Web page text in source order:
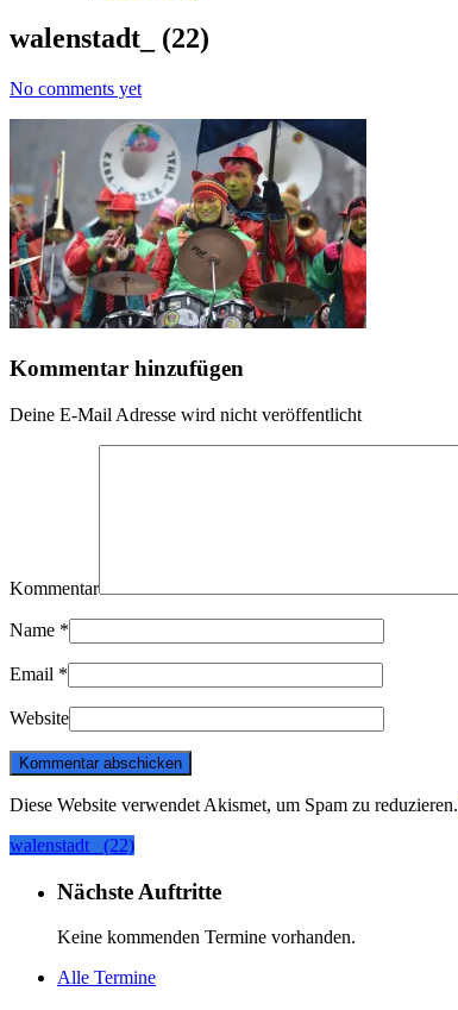
walenstadt_ (22)
No comments yet
Kommentar hinzufügen
Deine E-Mail Adresse wird nicht veröffentlicht
Kommentar
Name *
Email *
Website
Diese Website verwendet Akismet, um Spam zu reduzieren.
walenstadt_ (22)
Nächste Auftritte
Keine kommenden Termine vorhanden.
Alle Termine